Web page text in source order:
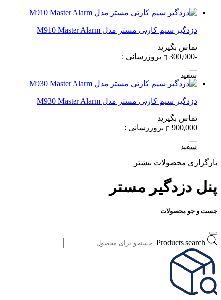
دزدگیر سیم کارتی مستر مدل M910 Master Alarm
تماس بگیرید
-300,000
بروزرسانی :
سفید
دزدگیر سیم کارتی مستر مدل M930 Master Alarm
تماس بگیرید
900,000
بروزرسانی :
سفید
بارگزاری محصولات بیشتر
پنل دزدگیر مستر
جست و جو محصولات
Products search